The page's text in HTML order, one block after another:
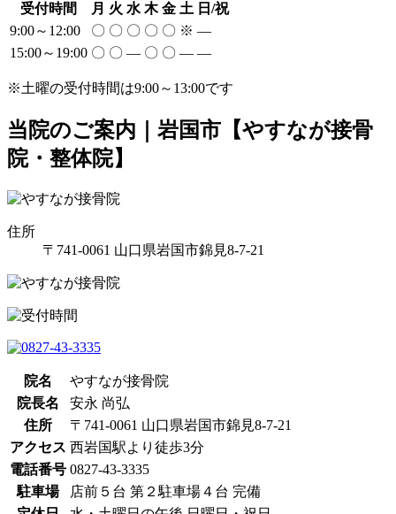
受付時間 月 火 水 木 金 土 日/祝
9:00～12:00
〇 〇 〇 〇 〇 ※ ―
15:00～19:00 〇 〇 ― 〇 〇 ― ―
※土曜の受付時間は9:00～13:00です
当院のご案内｜岩国市【やすなが接骨
院・整体院】
住所
〒741-0061 山口県岩国市錦見8-7-21
院名
やすなが接骨院
院長名
安永 尚弘
住所
〒741-0061 山口県岩国市錦見8-7-21
アクセス 西岩国駅より徒歩3分
電話番号 0827-43-3335
駐車場
店前５台 第２駐車場４台 完備